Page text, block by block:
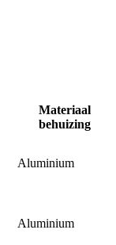
Materiaal
behuizing
Aluminium
Aluminium